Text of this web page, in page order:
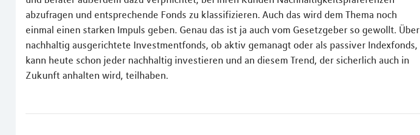
abzufragen und entsprechende Fonds zu klassifizieren. Auch das wird dem Thema noch
einmal einen starken Impuls geben. Genau das ist ja auch vom Gesetzgeber so gewollt. Über
nachhaltig ausgerichtete Investmentfonds, ob aktiv gemanagt oder als passiver Indexfonds,
kann heute schon jeder nachhaltig investieren und an diesem Trend, der sicherlich auch in
Zukunft anhalten wird, teilhaben.